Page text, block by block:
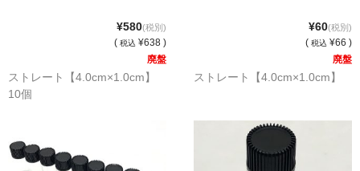
ふた付き
セット
¥580(税別)
( 税込 ¥638 )
廃盤
ストレート【4.0cm×1.0cm】
10個
¥60(税別)
( 税込 ¥66 )
廃盤
ストレート【4.0cm×1.0cm】